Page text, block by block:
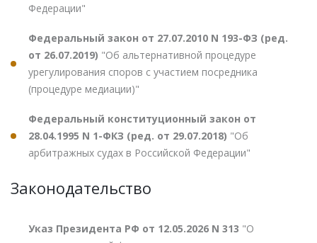
Федерации"
Федеральный закон от 27.07.2010 N 193-ФЗ (ред.
от 26.07.2019) "Об альтернативной процедуре
урегулирования споров с участием посредника
(процедуре медиации)"
Федеральный конституционный закон от
28.04.1995 N 1-ФКЗ (ред. от 29.07.2018) "Об
арбитражных судах в Российской Федерации"
Законодательство
Указ Президента РФ от 12.05.2026 N 313 "О